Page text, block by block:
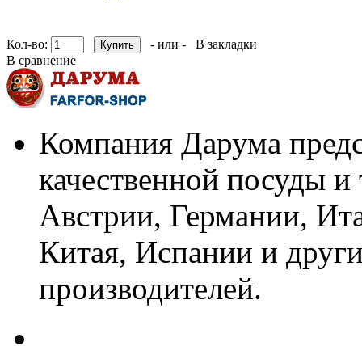
Кол-во: - или -
В закладки
В сравнение
Компания Дарума
качественной посуды
Австрии, Германии,
Китая, Испании и
производителей.